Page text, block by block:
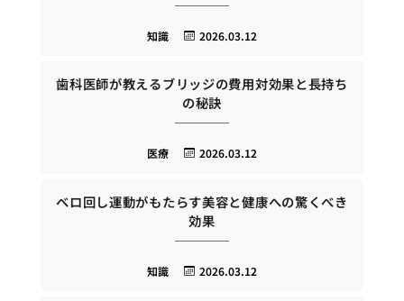
2026.03.12
知識
歯科医師が教えるブリッジの費用対効果と長持ち
の秘訣
2026.03.12
医療
ベロ回し運動がもたらす美容と健康への驚くべき
効果
2026.03.12
知識